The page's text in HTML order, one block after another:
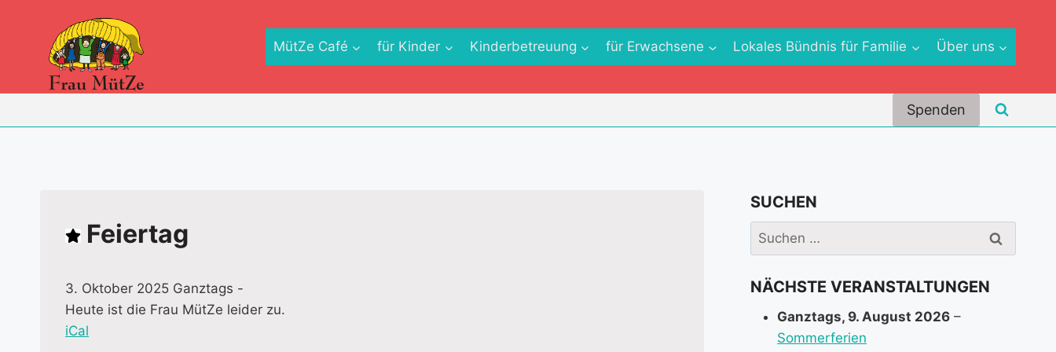
springen
MütZe Café für Kinder Kinderbetreuung für Erwachsene Lokales Bündnis für Familie Über uns
Spenden
Feiertag
3. Oktober 2025 Ganztags -
Heute ist die Frau MütZe leider zu.
iCal
SUCHEN
Suchen
nach:
NÄCHSTE VERANSTALTUNGEN
Ganztags, 9. August 2026 –
Sommerferien